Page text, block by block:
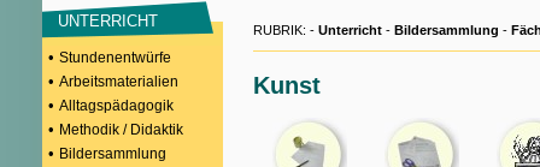
UNTERRICHT
• Stundenentwürfe
• Arbeitsmaterialien
• Alltagspädagogik
• Methodik / Didaktik
• Bildersammlung
RUBRIK: - Unterricht - Bildersammlung -
Kunst